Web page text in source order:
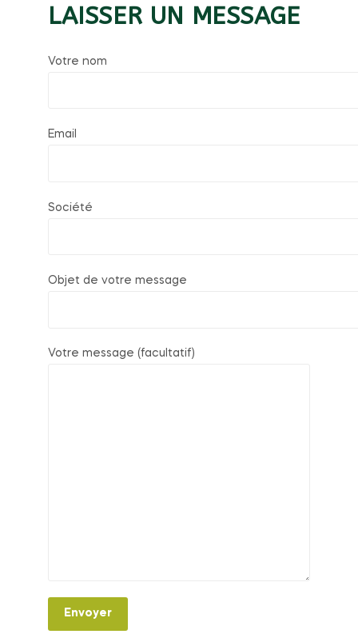
LAISSER UN MESSAGE
Votre nom
Email
Société
Objet de votre message
Votre message (facultatif)